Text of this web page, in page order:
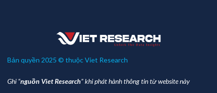
Bản quyền 2025 © thuộc Viet Research
Ghi “nguồn Viet Research” khi phát hành thông tin từ website này